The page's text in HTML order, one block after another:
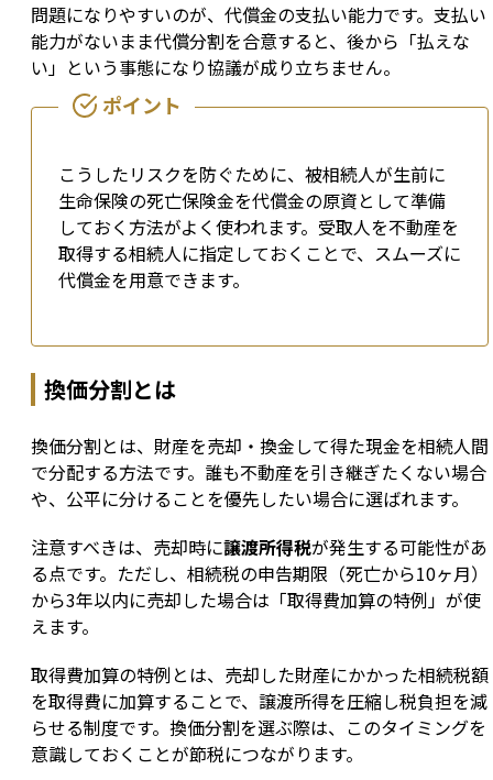
問題になりやすいのが、代償金の支払い能力です。支払い
能力がないまま代償分割を合意すると、後から「払えな
い」という事態になり協議が成り立ちません。
こうしたリスクを防ぐために、被相続人が生前に
生命保険の死亡保険金を代償金の原資として準備
しておく方法がよく使われます。受取人を不動産を
取得する相続人に指定しておくことで、スムーズに
代償金を用意できます。
換価分割とは
換価分割とは、財産を売却・換金して得た現金を相続人間
で分配する方法です。誰も不動産を引き継ぎたくない場合
や、公平に分けることを優先したい場合に選ばれます。
注意すべきは、売却時に譲渡所得税が発生する可能性があ
る点です。ただし、相続税の申告期限（死亡から10ヶ月）
から3年以内に売却した場合は「取得費加算の特例」が使
えます。
取得費加算の特例とは、売却した財産にかかった相続税額
を取得費に加算することで、譲渡所得を圧縮し税負担を減
らせる制度です。換価分割を選ぶ際は、このタイミングを
意識しておくことが節税につながります。